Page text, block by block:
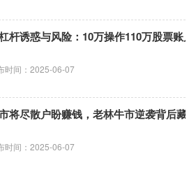
杆诱惑与风险：10万操作110万股票账
时间：2025-06-07
将尽散户盼赚钱，老林牛市逆袭背后藏
时间：2025-06-07